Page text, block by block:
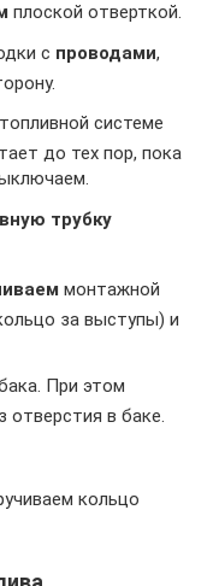
плоской отверткой.
с проводами,
системе
до тех пор, пока
трубку
монтажной
за выступы) и
При этом
отверстия в баке.
кольцо